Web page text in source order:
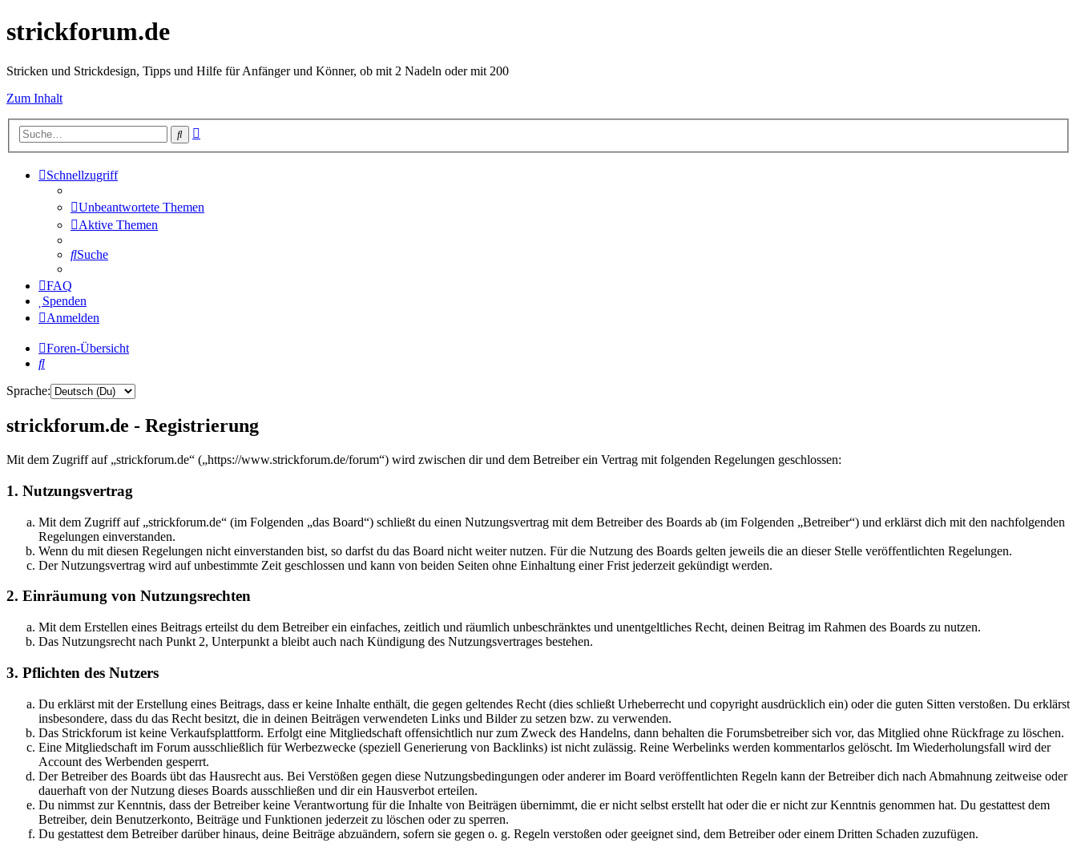
strickforum.de
Stricken und Strickdesign, Tipps und Hilfe für Anfänger und Könner, ob mit 2 Nadeln oder mit 200
Zum Inhalt
Suche
Schnellzugriff
Unbeantwortete Themen
Aktive Themen
Suche
FAQ
Spenden
Anmelden
Foren-Übersicht
Suche
Sprache:
strickforum.de - Registrierung
Mit dem Zugriff auf „strickforum.de“ („https://www.strickforum.de/forum“) wird zwischen dir und dem Betreiber ein Vertrag mit folgenden Regelungen geschlossen:
1. Nutzungsvertrag
Mit dem Zugriff auf „strickforum.de“ (im Folgenden „das Board“) schließt du einen Nutzungsvertrag mit dem Betreiber des Boards ab (im Folgenden „Betreiber“) und erklärst dich mit den nachfolgenden
Regelungen einverstanden.
Wenn du mit diesen Regelungen nicht einverstanden bist, so darfst du das Board nicht weiter nutzen. Für die Nutzung des Boards gelten jeweils die an dieser Stelle veröffentlichten Regelungen.
Der Nutzungsvertrag wird auf unbestimmte Zeit geschlossen und kann von beiden Seiten ohne Einhaltung einer Frist jederzeit gekündigt werden.
2. Einräumung von Nutzungsrechten
Mit dem Erstellen eines Beitrags erteilst du dem Betreiber ein einfaches, zeitlich und räumlich unbeschränktes und unentgeltliches Recht, deinen Beitrag im Rahmen des Boards zu nutzen.
Das Nutzungsrecht nach Punkt 2, Unterpunkt a bleibt auch nach Kündigung des Nutzungsvertrages bestehen.
3. Pflichten des Nutzers
Du erklärst mit der Erstellung eines Beitrags, dass er keine Inhalte enthält, die gegen geltendes Recht (dies schließt Urheberrecht und copyright ausdrücklich ein) oder die guten Sitten verstoßen. Du erklärst
insbesondere, dass du das Recht besitzt, die in deinen Beiträgen verwendeten Links und Bilder zu setzen bzw. zu verwenden.
Das Strickforum ist keine Verkaufsplattform. Erfolgt eine Mitgliedschaft offensichtlich nur zum Zweck des Handelns, dann behalten die Forumsbetreiber sich vor, das Mitglied ohne Rückfrage zu löschen.
Eine Mitgliedschaft im Forum ausschließlich für Werbezwecke (speziell Generierung von Backlinks) ist nicht zulässig. Reine Werbelinks werden kommentarlos gelöscht. Im Wiederholungsfall wird der
Account des Werbenden gesperrt.
Der Betreiber des Boards übt das Hausrecht aus. Bei Verstößen gegen diese Nutzungsbedingungen oder anderer im Board veröffentlichten Regeln kann der Betreiber dich nach Abmahnung zeitweise oder
dauerhaft von der Nutzung dieses Boards ausschließen und dir ein Hausverbot erteilen.
Du nimmst zur Kenntnis, dass der Betreiber keine Verantwortung für die Inhalte von Beiträgen übernimmt, die er nicht selbst erstellt hat oder die er nicht zur Kenntnis genommen hat. Du gestattest dem
Betreiber, dein Benutzerkonto, Beiträge und Funktionen jederzeit zu löschen oder zu sperren.
Du gestattest dem Betreiber darüber hinaus, deine Beiträge abzuändern, sofern sie gegen o. g. Regeln verstoßen oder geeignet sind, dem Betreiber oder einem Dritten Schaden zuzufügen.